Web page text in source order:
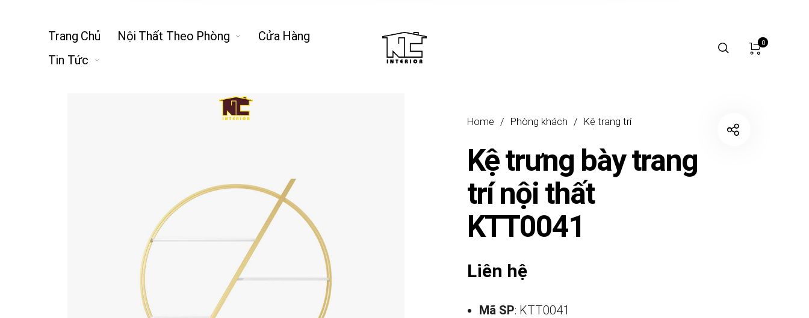
Trang Chủ Nội Thất Theo Phòng
Cửa Hàng
Tin Tức
0
Home / Phòng khách / Kệ trang trí
Kệ trưng bày trang
trí nội thất
KTT0041
Liên hệ
Mã SP: KTT0041